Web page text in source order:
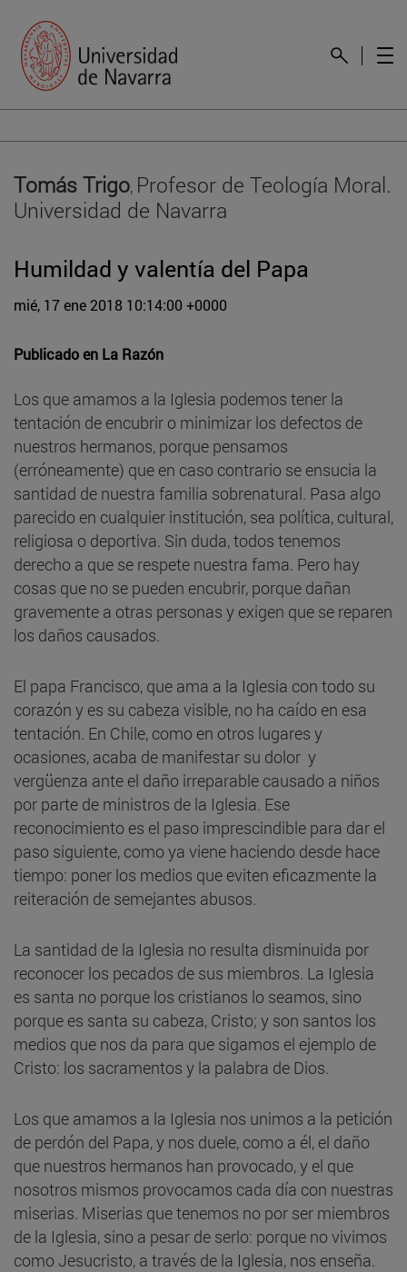
Tomás Trigo, Profesor de Teología Moral.
Universidad de Navarra
Humildad y valentía del Papa
mié, 17 ene 2018 10:14:00 +0000
Publicado en La Razón
Los que amamos a la Iglesia podemos tener la
tentación de encubrir o minimizar los defectos de
nuestros hermanos, porque pensamos
(erróneamente) que en caso contrario se ensucia la
santidad de nuestra familia sobrenatural. Pasa algo
parecido en cualquier institución, sea política, cultural,
religiosa o deportiva. Sin duda, todos tenemos
derecho a que se respete nuestra fama. Pero hay
cosas que no se pueden encubrir, porque dañan
gravemente a otras personas y exigen que se reparen
los daños causados.
El papa Francisco, que ama a la Iglesia con todo su
corazón y es su cabeza visible, no ha caído en esa
tentación. En Chile, como en otros lugares y
ocasiones, acaba de manifestar su dolor y
vergüenza ante el daño irreparable causado a niños
por parte de ministros de la Iglesia. Ese
reconocimiento es el paso imprescindible para dar el
paso siguiente, como ya viene haciendo desde hace
tiempo: poner los medios que eviten eficazmente la
reiteración de semejantes abusos.
La santidad de la Iglesia no resulta disminuida por
reconocer los pecados de sus miembros. La Iglesia
es santa no porque los cristianos lo seamos, sino
porque es santa su cabeza, Cristo; y son santos los
medios que nos da para que sigamos el ejemplo de
Cristo: los sacramentos y la palabra de Dios.
Los que amamos a la Iglesia nos unimos a la petición
de perdón del Papa, y nos duele, como a él, el daño
que nuestros hermanos han provocado, y el que
nosotros mismos provocamos cada día con nuestras
miserias. Miserias que tenemos no por ser miembros
de la Iglesia, sino a pesar de serlo: porque no vivimos
como Jesucristo, a través de la Iglesia, nos enseña.